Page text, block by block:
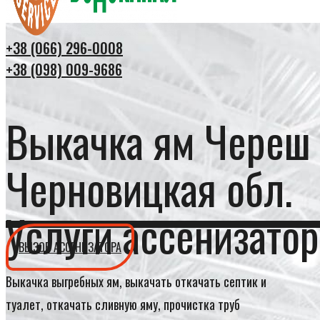
+38 (066) 296-0008
+38 (098) 009-9686
Выкачка ям Череш
Черновицкая обл.
Услуги
ВЫЗОВ АССЕНИЗАТОРА
Выкачка выгребных ям, выкачать откачать септик и
туалет, откачать сливную яму, прочистка труб